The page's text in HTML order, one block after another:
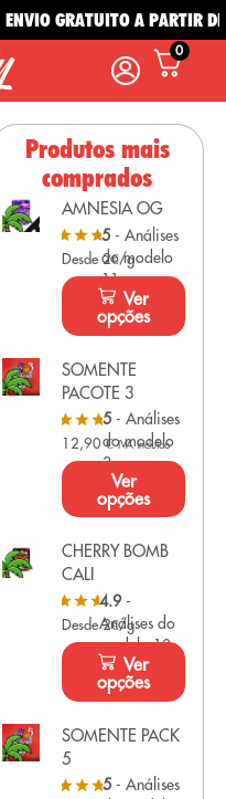
ENVIO GRATUITO A PARTIR DE
0
Produtos mais
comprados
AMNESIA OG
5 - Análises
do modelo
11
Desde 2€/g
Ver
opções
SOMENTE
PACOTE 3
5 - Análises
do modelo
3
12,90€ IVA incluído
Ver
opções
CHERRY BOMB
CALI
4.9-
Análises do
modelo 10
Desde 2€/g
Ver
opções
SOMENTE PACK
5
5 - Análises